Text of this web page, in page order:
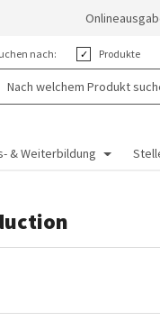
nach: Produkte
& Weiterbildung